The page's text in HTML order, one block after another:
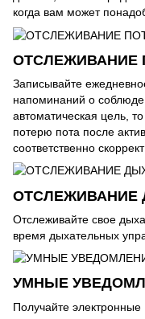
когда вам может
ОТСЛЕЖИВАНИЕ
Записывайте
напоминаний о
автоматическая цель,
потерю пота после
соответственно
ОТСЛЕЖИВАНИЕ
Отслеживайте свое
время дыхательных
УМНЫЕ
Получайте